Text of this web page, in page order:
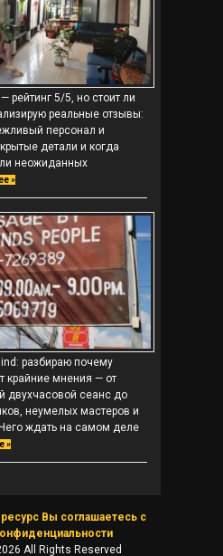
рейтинг 5/5, но стоит ли
реальные отзывы:
персонал и
детали и когда
неожиданных
»
разбираю почему
крайние мнения — от
двухчасовой сеанс до
неумелых мастеров и
ждать на самом деле
»
Вы соглашаетесь с
All Rights Reserved